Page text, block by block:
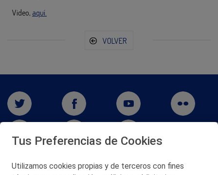
Video, aquí.
VOLVER
Tus Preferencias de Cookies
Utilizamos cookies propias y de terceros con fines